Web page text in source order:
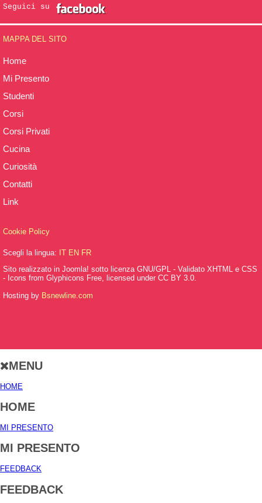
Seguici su
MAPPA DEL SITO
Home
Mi Presento
Studenti
Corsi
Corsi Privati
Cucina
Curiosità
Contatti
Link
Cookie Policy
Scegli la lingua: IT EN FR
Sito realizzato in Joomla! sotto licenza GNU/GPL - Validato XHTML e CSS
- Icons from Glyphicons Free, licensed under CC BY 3.0.
Hosting by Bsnewline.com
MENU
HOME
HOME
MI PRESENTO
MI PRESENTO
FEEDBACK
FEEDBACK